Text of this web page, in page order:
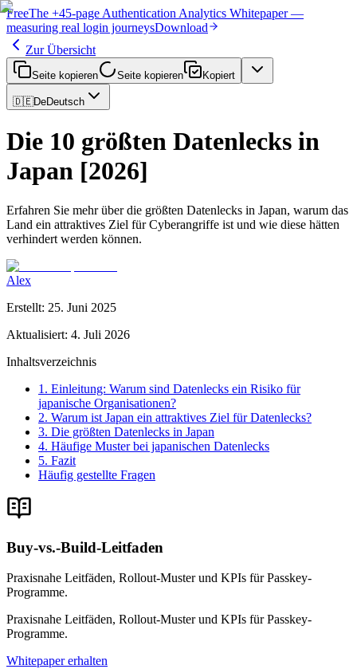
FreeThe +45-page Authentication Analytics Whitepaper —
measuring real login journeysDownload
Zur Übersicht
Seite kopieren Seite kopieren Kopiert
🇩🇪DeDeutsch
Die 10 größten Datenlecks in
Japan [2026]
Erfahren Sie mehr über die größten Datenlecks in Japan, warum das
Land ein attraktives Ziel für Cyberangriffe ist und wie diese hätten
verhindert werden können.
Alex
Erstellt: 25. Juni 2025
Aktualisiert: 4. Juli 2026
Inhaltsverzeichnis
1. Einleitung: Warum sind Datenlecks ein Risiko für
japanische Organisationen?
2. Warum ist Japan ein attraktives Ziel für Datenlecks?
3. Die größten Datenlecks in Japan
4. Häufige Muster bei japanischen Datenlecks
5. Fazit
Häufig gestellte Fragen
Buy-vs.-Build-Leitfaden
Praxisnahe Leitfäden, Rollout-Muster und KPIs für Passkey-
Programme.
Praxisnahe Leitfäden, Rollout-Muster und KPIs für Passkey-
Programme.
Whitepaper erhalten